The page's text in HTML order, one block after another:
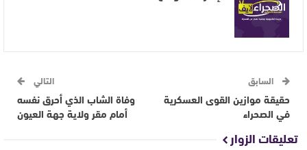
السابق
حقيقة موازين القوى العسكرية
في الصحراء
التالي
وفاة الشاب الذي أحرق نفسه
أمام مقر ولاية جهة العيون
تعليقات الزوار